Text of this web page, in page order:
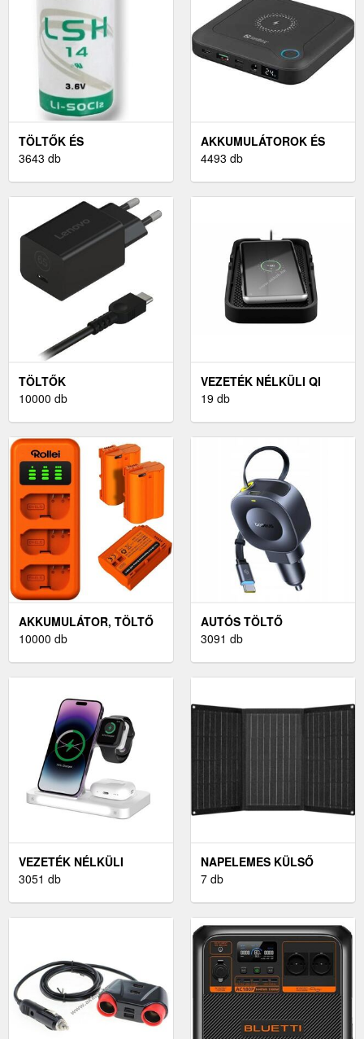
TÖLTŐK ÉS
AKKUMULÁTOROK
3643 db
AKKUMULÁTOROK ÉS
TÖLTŐK
4493 db
TÖLTŐK
10000 db
VEZETÉK NÉLKÜLI QI
TÖLTŐK
19 db
AKKUMULÁTOR, TÖLTŐ
10000 db
AUTÓS TÖLTŐ
3091 db
VEZETÉK NÉLKÜLI
TÖLTŐ
3051 db
NAPELEMES KÜLSŐ
AKKUMULÁTOR
7 db